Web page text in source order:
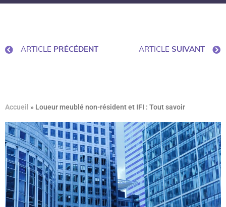
ARTICLE PRÉCÉDENT ARTICLE SUIVANT
Accueil » Loueur meublé non-résident et IFI : Tout savoir